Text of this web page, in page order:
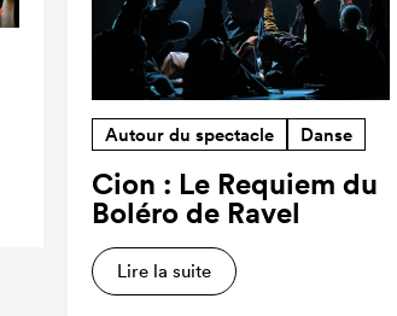
Autour du spectacle Danse
Cion : Le Requiem du
Boléro de Ravel
Lire la suite